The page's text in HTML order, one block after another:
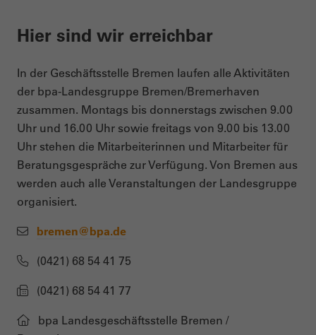
Hier sind wir erreichbar
In der Geschäftsstelle Bremen laufen alle Aktivitäten
der bpa-Landesgruppe Bremen/Bremerhaven
zusammen. Montags bis donnerstags zwischen 9.00
Uhr und 16.00 Uhr sowie freitags von 9.00 bis 13.00
Uhr stehen die Mitarbeiterinnen und Mitarbeiter für
Beratungsgespräche zur Verfügung. Von Bremen aus
werden auch alle Veranstaltungen der Landesgruppe
organisiert.
bremen@bpa.de
(0421) 68 54 41 75
(0421) 68 54 41 77
bpa Landesgeschäftsstelle Bremen /